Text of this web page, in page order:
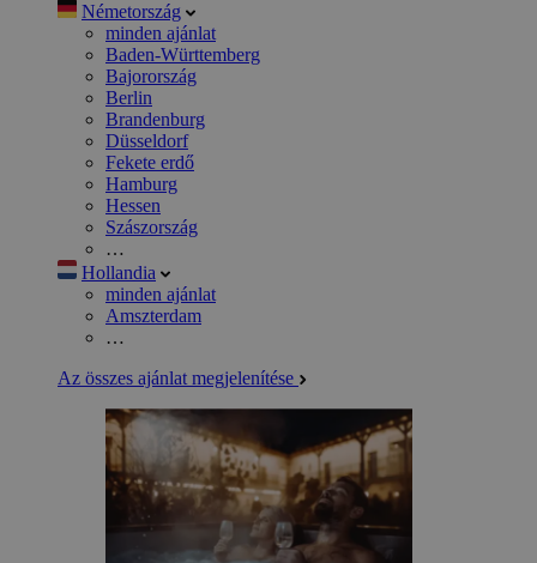
Németország
minden ajánlat
Baden-Württemberg
Bajorország
Berlin
Brandenburg
Düsseldorf
Fekete erdő
Hamburg
Hessen
Szászország
…
Hollandia
minden ajánlat
Amszterdam
…
Az összes ajánlat megjelenítése